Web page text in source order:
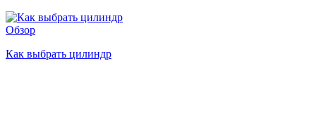
Обзор
Как выбрать цилиндр